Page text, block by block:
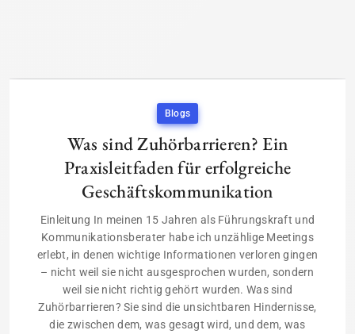
Blogs
Was sind Zuhörbarrieren? Ein
Praxisleitfaden für erfolgreiche
Geschäftskommunikation
Einleitung In meinen 15 Jahren als Führungskraft und
Kommunikationsberater habe ich unzählige Meetings
erlebt, in denen wichtige Informationen verloren gingen
– nicht weil sie nicht ausgesprochen wurden, sondern
weil sie nicht richtig gehört wurden. Was sind
Zuhörbarrieren? Sie sind die unsichtbaren Hindernisse,
die zwischen dem, was gesagt wird, und dem, was